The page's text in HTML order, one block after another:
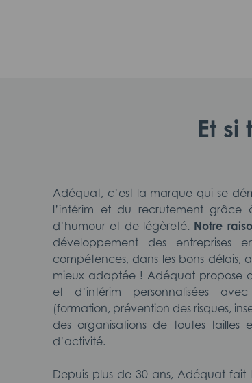
Et
Adéquat, c’est la marque qui se
l’intérim et du recrutement
d’humour et de légèreté. Notre
développement des entreprises
compétences, dans les bons délais,
mieux adaptée ! Adéquat propose
et d’intérim personnalisées
(formation, prévention des risques,
des organisations de toutes tailles
d’activité.
Depuis plus de 30 ans, Adéquat